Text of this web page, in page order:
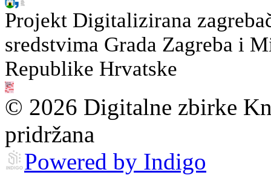
Projekt Digitalizirana
sredstvima Grada Zagreba i
Republike Hrvatske
© 2026 Digitalne zbirke
pridržana
Powered by Indigo